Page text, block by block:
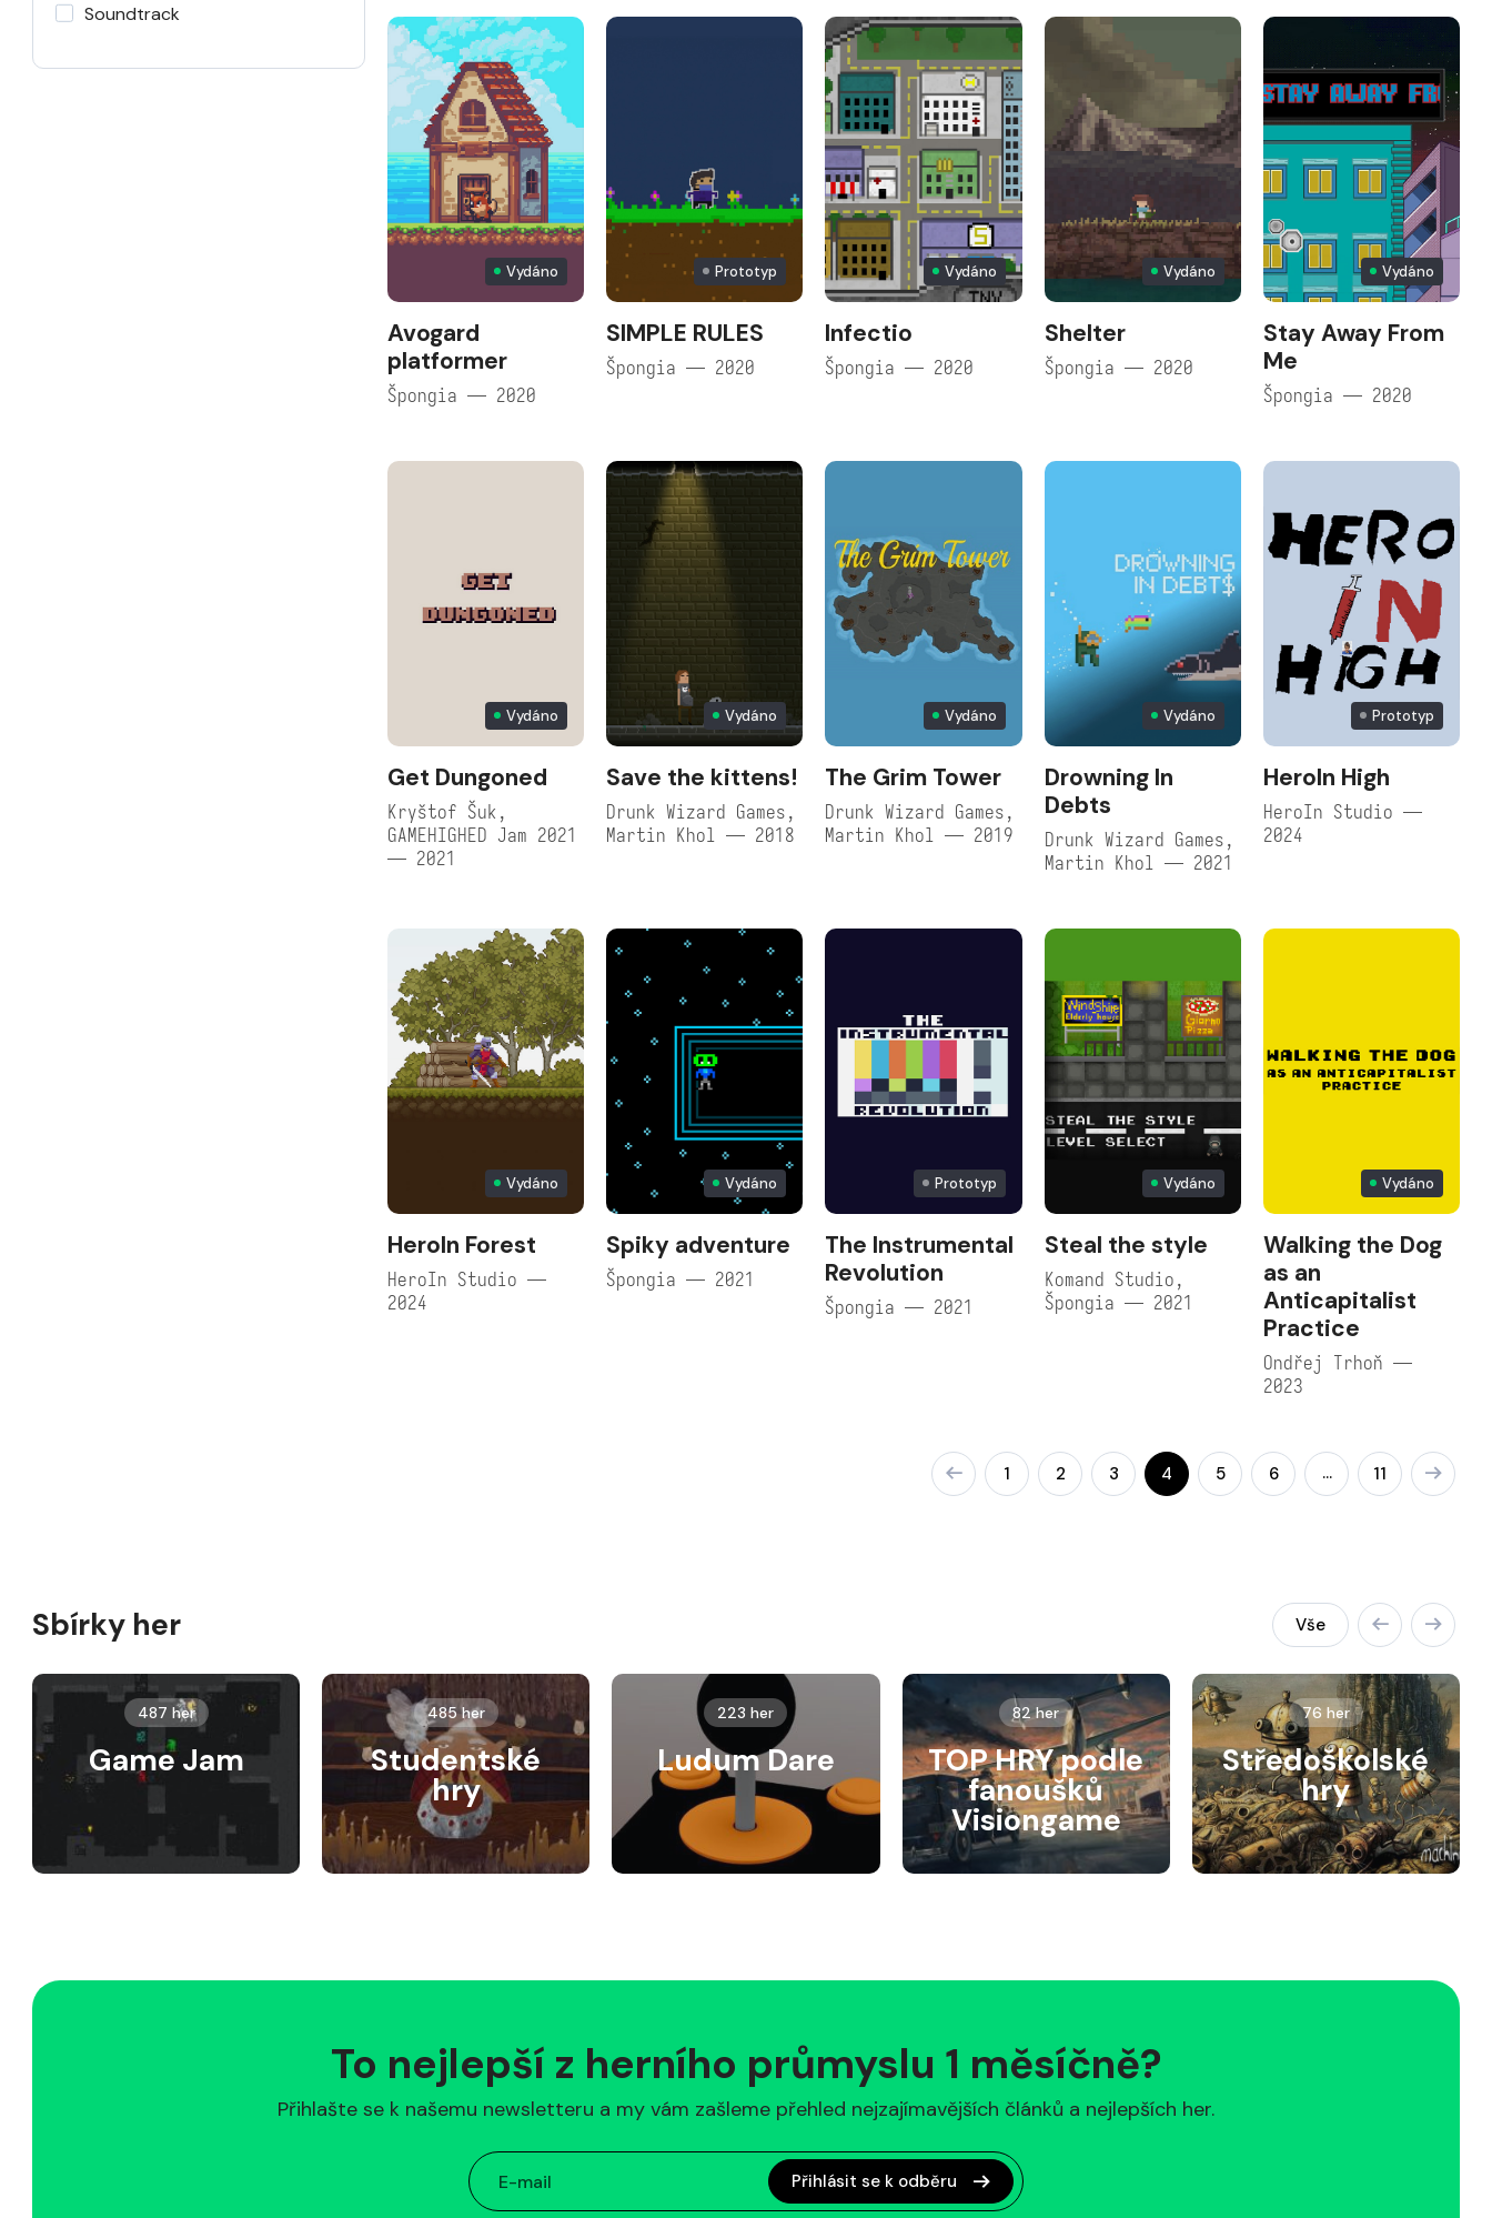
Soundtrack
Vydáno
Avogard
platformer
Špongia — 2020
Prototyp
SIMPLE RULES
Špongia — 2020
Vydáno
Infectio
Špongia — 2020
Vydáno
Shelter
Špongia — 2020
Vydáno
Stay Away From
Me
Špongia — 2020
Vydáno
Get Dungoned
Kryštof Šuk,
GAMEHIGHED Jam 2021
— 2021
Vydáno
Save the kittens!
Drunk Wizard Games,
Martin Khol — 2018
Vydáno
The Grim Tower
Drunk Wizard Games,
Martin Khol — 2019
Vydáno
Drowning In
Debts
Drunk Wizard Games,
Martin Khol — 2021
Prototyp
HeroIn High
HeroIn Studio —
2024
Vydáno
HeroIn Forest
HeroIn Studio —
2024
Vydáno
Spiky adventure
Špongia — 2021
Prototyp
The Instrumental
Revolution
Špongia — 2021
Vydáno
Steal the style
Komand Studio,
Špongia — 2021
Vydáno
Walking the Dog
as an
Anticapitalist
Practice
Ondřej Trhoň —
2023
1 2 3 4 5 6 … 11
Sbírky her Vše
487 her
Game Jam
485 her
Studentské
hry
223 her
Ludum Dare
82 her
TOP HRY podle
fanoušků
Visiongame
76 her
Středoškolské
hry
To nejlepší z herního průmyslu 1 měsíčně?
Přihlašte se k našemu newsletteru a my vám zašleme přehled nejzajímavějších článků a nejlepších her.
Přihlásit se k odběru